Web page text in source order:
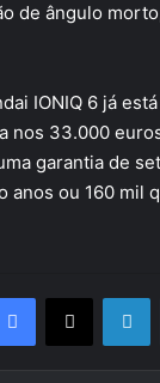
de ângulo
IONIQ 6 já
nos 33.000
garantia de
anos ou 160 mil
Facebook
X